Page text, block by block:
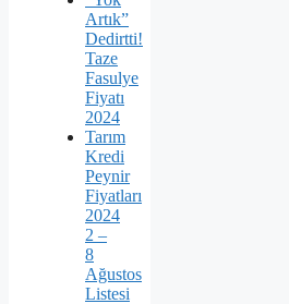
Artık”
Dedirtti!
Taze
Fasulye
Fiyatı
2024
Tarım
Kredi
Peynir
Fiyatları
2024
2 –
8
Ağustos
Listesi